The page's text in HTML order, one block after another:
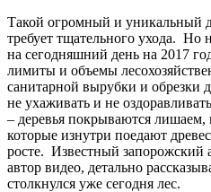
Такой огромный и уникальный
требует тщательного ухода. Но
на сегодняшний день на 2017
лимиты и объемы
санитарной вырубки и обрезки
не ухаживать и не
– деревья покрываются лишаем,
которые изнутри поедают
росте. Известный запорожский
автор видео, детально
столкнулся уже сегодня лес.